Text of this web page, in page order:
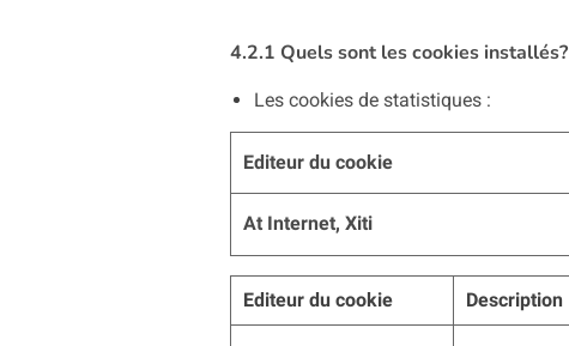
4.2.1 Quels sont les cookies installés?
Les cookies de statistiques :
Editeur du cookie
At Internet, Xiti
Editeur du cookie Description